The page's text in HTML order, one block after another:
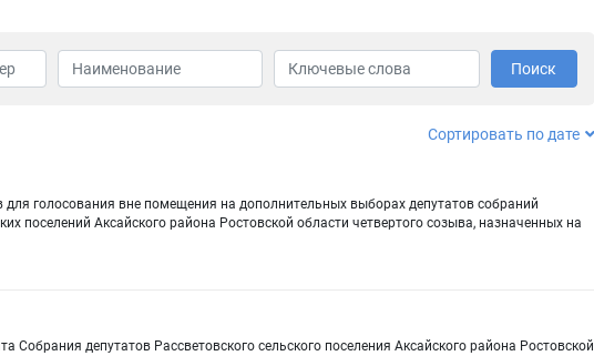
Поиск
Сортировать по дате
голосования вне помещения на дополнительных выборах депутатов собраний
поселений Аксайского района Ростовской области четвертого созыва, назначенных на
Собрания депутатов Рассветовского сельского поселения Аксайского района Ростовской